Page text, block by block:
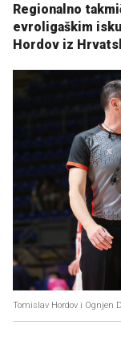
Regionalno
evroligaškim
Hordov iz
Tomislav Hordov i Ognjen